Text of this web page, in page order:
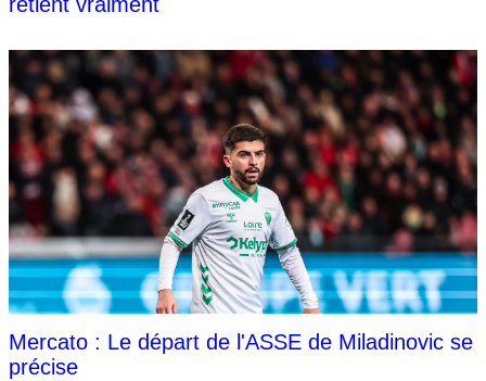
Mercato : Le départ de l'ASSE de Miladinovic se
précise